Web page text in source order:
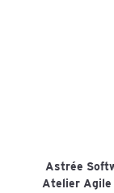
Astrée
Atelier Agile